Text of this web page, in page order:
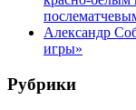
Александр
игры»
Рубрики